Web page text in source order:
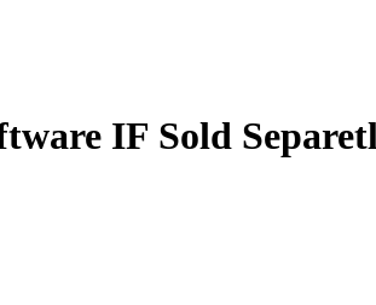
IF Sold